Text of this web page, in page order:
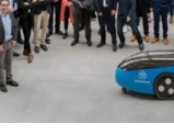
Valider
déjà
Je